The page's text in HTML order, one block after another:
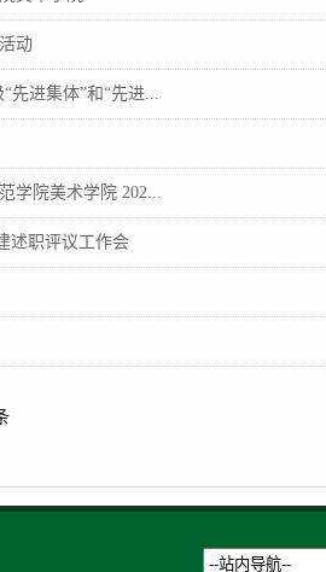
动
先进集体”和“先进...
学院美术学院 202...
述职评议工作会